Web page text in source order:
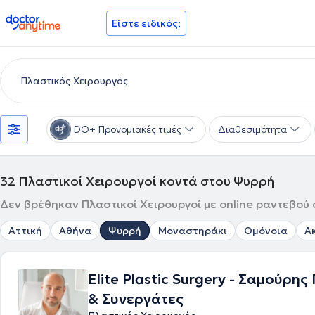
doctoranytime Είστε ειδικός;
DO+ Προνομιακές τιμές Διαθεσιμότητα
32 Πλαστικοί Χειρουργοί κοντά στου Ψυρρή
Δεν βρέθηκαν Πλαστικοί Χειρουργοί με online
Αττική Αθήνα Ψυρρή Μοναστηράκι Ομόνοια
Elite Plastic Surgery - Σαμούρης
& Συνεργάτες